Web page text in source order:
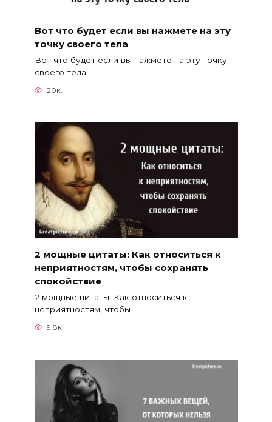
Вот что будет если вы нажмете на эту
точку своего тела
Вот что будет если вы нажмете на эту точку
своего тела.
20к.
2 мощные цитаты: Как относиться к
неприятностям, чтобы сохранять
спокойствие
2 мощные цитаты: Как относиться к
неприятностям, чтобы
9.8к.